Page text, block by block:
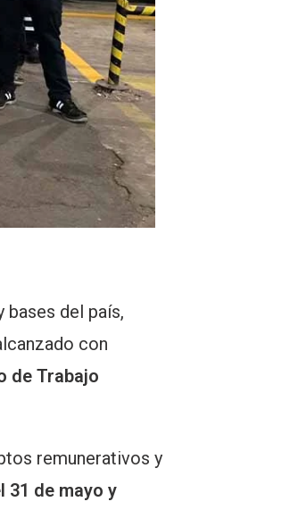
bases del país,
con
de Trabajo
remunerativos y
31 de mayo y